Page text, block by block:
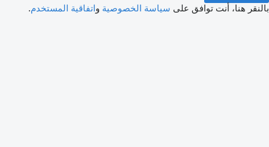
بالنقر هنا، أنت توافق على سياسة الخصوصية واتفاقية المستخدم.